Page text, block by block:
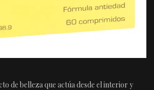
de belleza que actúa desde el interior y